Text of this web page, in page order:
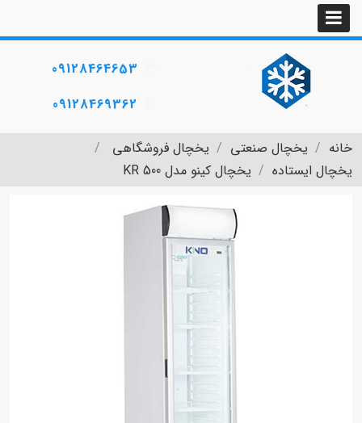
09128464653
09128469362
خانه یخچال صنعتی
یخچال فروشگاهی
یخچال ایستاده
یخچال کینو مدل KR 500